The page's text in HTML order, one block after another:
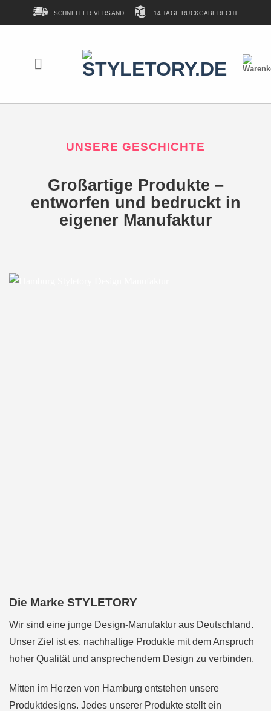
Inhalt
SCHNELLER VERSAND 14 TAGE RÜCKGABERECHT
UNSERE GESCHICHTE
Großartige Produkte –
entworfen und bedruckt in
eigener Manufaktur
Die Marke STYLETORY
Wir sind eine junge Design-Manufaktur aus Deutschland.
Unser Ziel ist es, nachhaltige Produkte mit dem Anspruch
hoher Qualität und ansprechendem Design zu verbinden.
Mitten im Herzen von Hamburg entstehen unsere
Produktdesigns. Jedes unserer Produkte stellt ein